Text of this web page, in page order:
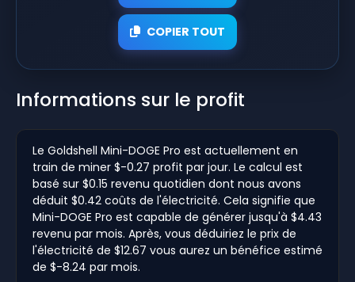
COPIER TOUT
Informations sur le profit
Le Goldshell Mini-DOGE Pro est actuellement en
train de miner $-0.27 profit par jour. Le calcul est
basé sur $0.15 revenu quotidien dont nous avons
déduit $0.42 coûts de l'électricité. Cela signifie que
Mini-DOGE Pro est capable de générer jusqu'à $4.43
revenu par mois. Après, vous déduiriez le prix de
l'électricité de $12.67 vous aurez un bénéfice estimé
de $-8.24 par mois.